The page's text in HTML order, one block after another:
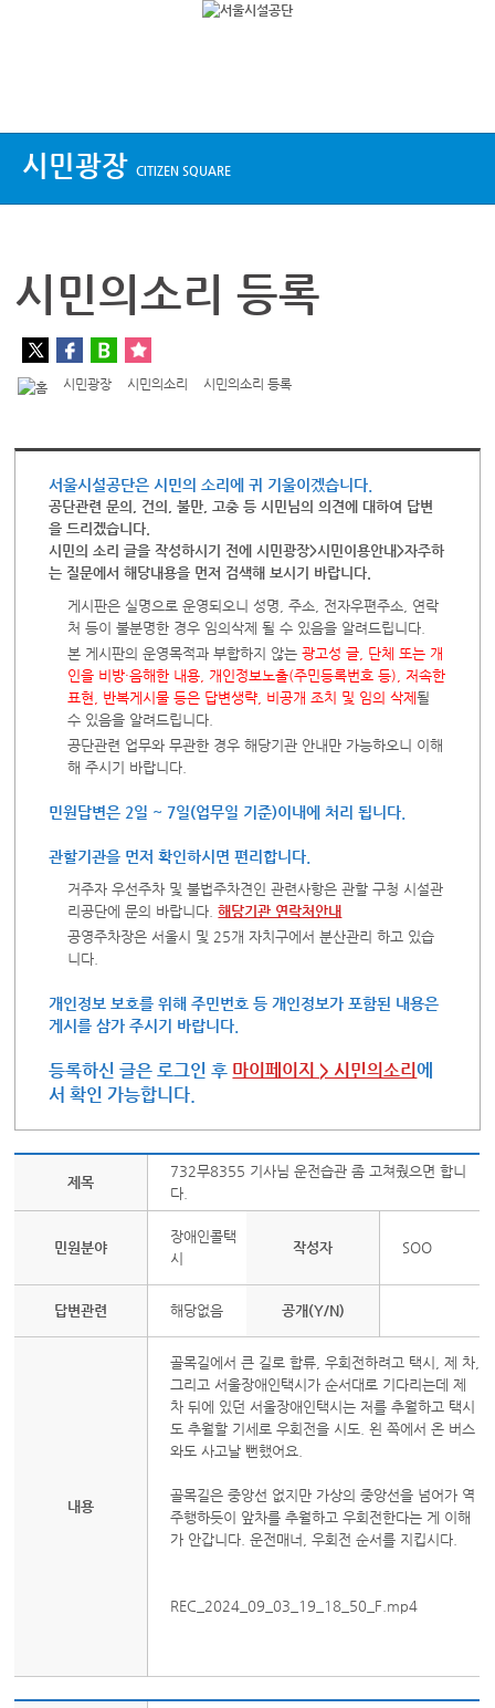
시민광장 CITIZEN SQUARE
시민의소리 등록
시민광장 시민의소리 시민의소리 등록
서울시설공단은 시민의 소리에 귀 기울이겠습니다.
공단관련 문의, 건의, 불만, 고충 등 시민님의 의견에 대하여 답변
을 드리겠습니다.
시민의 소리 글을 작성하시기 전에 시민광장>시민이용안내>자주하
는 질문에서 해당내용을 먼저 검색해 보시기 바랍니다.
게시판은 실명으로 운영되오니 성명, 주소, 전자우편주소, 연락
처 등이 불분명한 경우 임의삭제 될 수 있음을 알려드립니다.
본 게시판의 운영목적과 부합하지 않는광고성 글, 단체 또는 개
인을 비방·음해한 내용, 개인정보노출(주민등록번호 등), 저속한
표현, 반복게시물 등은 답변생략, 비공개 조치 및 임의 삭제될
수 있음을 알려드립니다.
공단관련 업무와 무관한 경우 해당기관 안내만 가능하오니 이해
해 주시기 바랍니다.
민원답변은 2일 ~ 7일(업무일 기준)이내에 처리 됩니다.
관할기관을 먼저 확인하시면 편리합니다.
거주자 우선주차 및 불법주차견인 관련사항은 관할 구청 시설관
리공단에 문의 바랍니다.해당기관 연락처안내
공영주차장은 서울시 및 25개 자치구에서 분산관리 하고 있습
니다.
개인정보 보호를 위해 주민번호 등 개인정보가 포함된 내용은
게시를 삼가 주시기 바랍니다.
등록하신 글은 로그인 후 마이페이지 > 시민의소리에
서 확인 가능합니다.
제목
732무8355 기사님 운전습관 좀 고쳐줬으면 합니
다.
민원분야
장애인콜택
시
작성자 SOO
답변관련 해당없음 공개(Y/N)
내용
골목길에서 큰 길로 합류, 우회전하려고 택시, 제 차,
그리고 서울장애인택시가 순서대로 기다리는데 제
차 뒤에 있던 서울장애인택시는 저를 추월하고 택시
도 추월할 기세로 우회전을 시도. 왼 쪽에서 온 버스
와도 사고날 뻔했어요.
골목길은 중앙선 없지만 가상의 중앙선을 넘어가 역
주행하듯이 앞차를 추월하고 우회전한다는 게 이해
가 안갑니다. 운전매너, 우회전 순서를 지킵시다.
REC_2024_09_03_19_18_50_F.mp4